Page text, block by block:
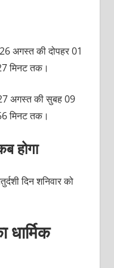
26 अगस्त की दोपहर 01
मिनट तक।
अगस्त की सुबह 09
मिनट तक।
होगा
दिन शनिवार को